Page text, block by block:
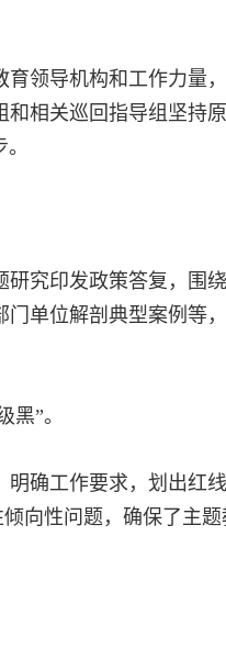
领导机构和工作力量
相关巡回指导组坚持
究印发政策答复，围
单位解剖典型案例等
”。
确工作要求，划出红
向性问题，确保了主题